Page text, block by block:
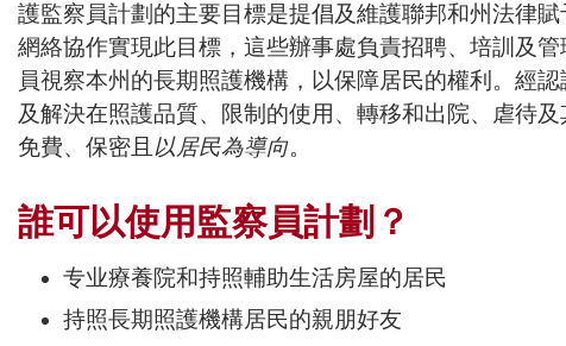
護監察員計劃的主要目標是提倡及維護聯邦和州法律
網絡協作實現此目標，這些辦事處負責招聘、培訓及
員視察本州的長期照護機構，以保障居民的權利。經
及解決在照護品質、限制的使用、轉移和出院、虐待
免費、保密且 以居民為導向。
誰可以使用監察員計劃？
专业療養院和持照輔助生活房屋的居民
持照長期照護機構居民的親朋好友